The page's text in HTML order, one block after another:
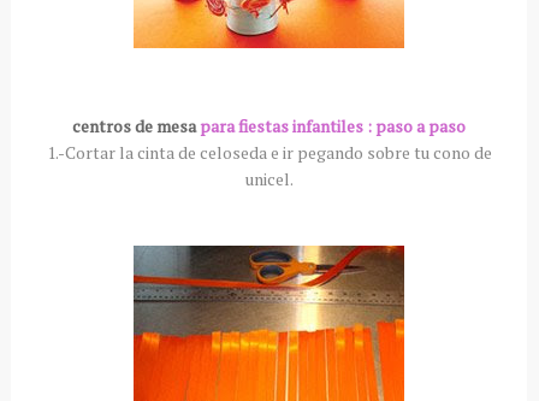
centros de mesapara fiestas infantiles : paso a paso
1.-Cortar la cinta de celosedae ir pegando sobre tu cono de
unicel.